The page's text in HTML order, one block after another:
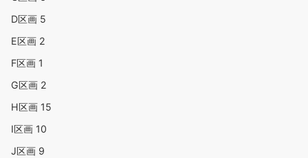
D区画 5
E区画 2
F区画 1
G区画 2
H区画 15
I区画 10
J区画 9